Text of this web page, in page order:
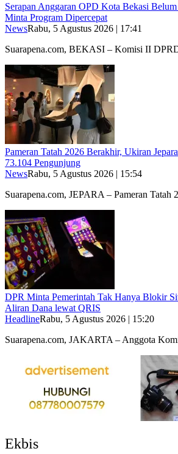
Serapan Anggaran OPD Kota Bekasi
Minta Program Dipercepat
NewsRabu, 5 Agustus 2026 | 17:41
Suarapena.com, BEKASI – Komisi II
Pameran Tatah 2026 Berakhir, Ukiran
73.104 Pengunjung
NewsRabu, 5 Agustus 2026 | 15:54
Suarapena.com, JEPARA – Pameran
DPR Minta Pemerintah Tak Hanya Blokir
Aliran Dana lewat QRIS
HeadlineRabu, 5 Agustus 2026 | 15:20
Suarapena.com, JAKARTA – Anggota
Ekbis